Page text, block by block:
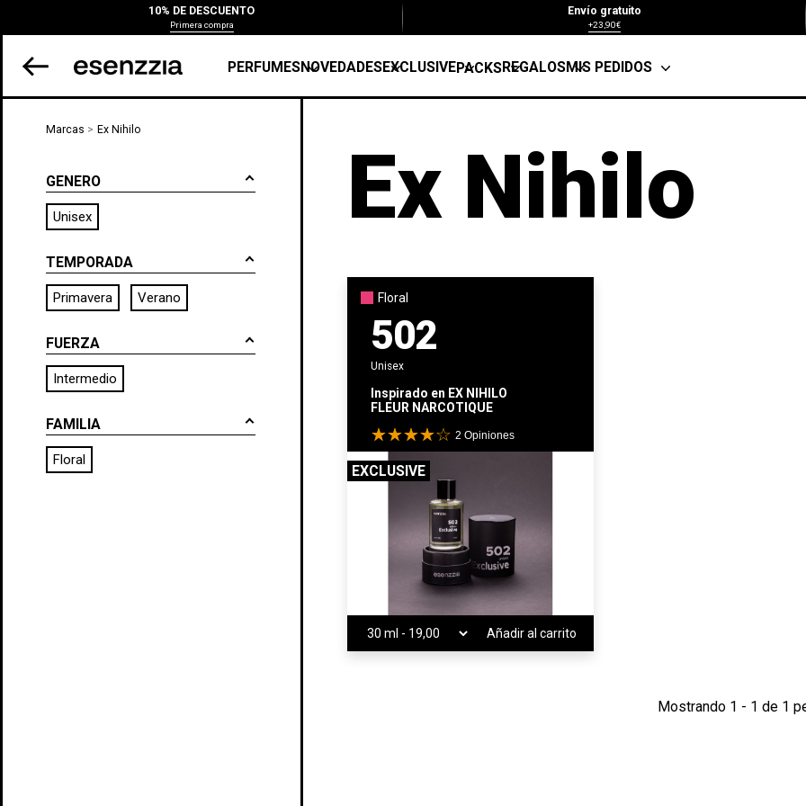
10% DE DESCUENTO
Primera compra
Envío gratuito
+23,90€
PERFUMESNOVEDADESEXCLUSIVEPACKSREGALOSMIS PEDIDOS
Marcas Ex Nihilo
GENERO
Unisex
TEMPORADA
Primavera Verano
FUERZA
Intermedio
FAMILIA
Floral
Ex Nihilo
Floral
502
Unisex
Inspirado en EX NIHILO
FLEUR NARCOTIQUE
2Opiniones
EXCLUSIVE
Añadir al carrito
Mostrando 1 - 1 de 1